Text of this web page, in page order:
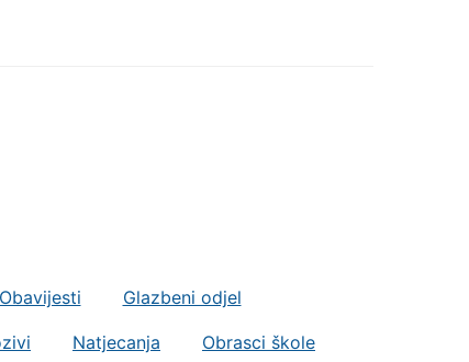
Obavijesti Glazbeni odjel
Natjecanja Obrasci škole